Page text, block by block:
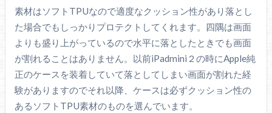
素材はソフトTPUなので適度なクッション性があり落とし
た場合でもしっかりプロテクトしてくれます。四隅は画面
よりも盛り上がっているので水平に落としたときでも画面
が割れることはありません。以前iPadmini２の時にApple純
正のケースを装着していて落としてしまい画面が割れた経
験がありますのでそれ以降、ケースは必ずクッション性の
あるソフトTPU素材のものを選んでいます。